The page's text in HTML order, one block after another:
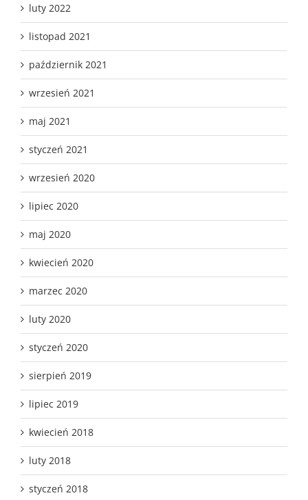
luty 2022
listopad 2021
październik 2021
wrzesień 2021
maj 2021
styczeń 2021
wrzesień 2020
lipiec 2020
maj 2020
kwiecień 2020
marzec 2020
luty 2020
styczeń 2020
sierpień 2019
lipiec 2019
kwiecień 2018
luty 2018
styczeń 2018